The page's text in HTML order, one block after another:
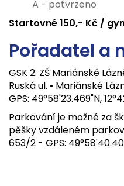
A - potvrzeno
Startovné 150,- Kč /
Pořadatel a
GSK 2. ZŠ Mariánské
Ruská ul. • Mariánské
GPS: 49°58'23.469"N,
Parkování je možné za
pěšky vzdáleném
653/2 - GPS: